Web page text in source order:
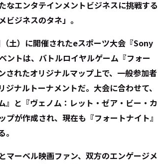
なエンタテインメントビジネスに挑戦する
ジネスのタネ」。
土）に開催されたeスポーツ大会『Sony
トは、バトルロイヤルゲーム『フォー
されたオリジナルマップ上で、一般参加者
ナルトーナメントだ。大会に合わせて、
』と『ヴェノム：レット・ゼア・ビー・カ
が作成され、現在も『フォートナイト』
マーベル映画ファン、双方のエンゲージメ